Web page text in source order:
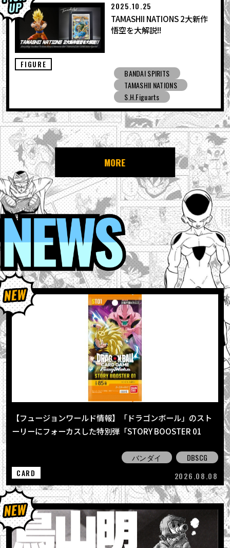
FIGURE
2025.10.25
TAMASHII NATIONS 2大新作
悟空を大解説!!
BANDAI SPIRITS
TAMASHII NATIONS
S.H.Figuarts
MORE
NEWS
【フュージョンワールド情報】「ドラゴンボール」のスト
ーリーにフォーカスした特別弾「STORY BOOSTER 01
バンダイ
DBSCG
CARD
2026.08.08